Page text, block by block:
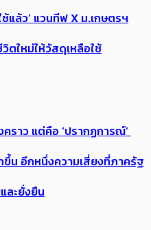
แล้ว’ แวนทีฟ X ม.เกษตรฯ
ใหม่ให้วัสดุเหลือใช้
ราว แต่คือ ‘ปรากฏการณ์’
ขึ้น อีกหนึ่งความเสี่ยงที่ภาครัฐ
ละยั่งยืน